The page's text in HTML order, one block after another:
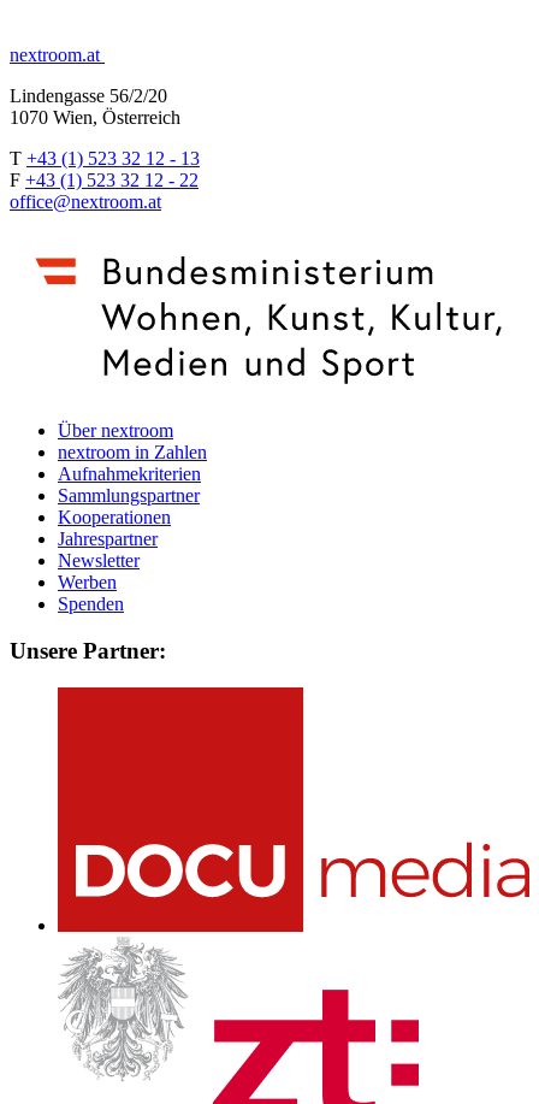
nextroom.at
Lindengasse 56/2/20
1070 Wien, Österreich
T +43 (1) 523 32 12 - 13
F +43 (1) 523 32 12 - 22
office@nextroom.at
Über nextroom
nextroom in Zahlen
Aufnahmekriterien
Sammlungspartner
Kooperationen
Jahrespartner
Newsletter
Werben
Spenden
Unsere Partner: